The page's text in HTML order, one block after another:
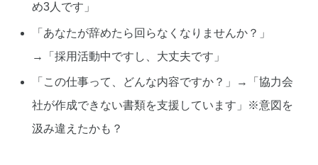
め3人です」
「あなたが辞めたら回らなくなりませんか？」
→「採用活動中ですし、大丈夫です」
「この仕事って、どんな内容ですか？」→「協力会
社が作成できない書類を支援しています」※意図を
汲み違えたかも？